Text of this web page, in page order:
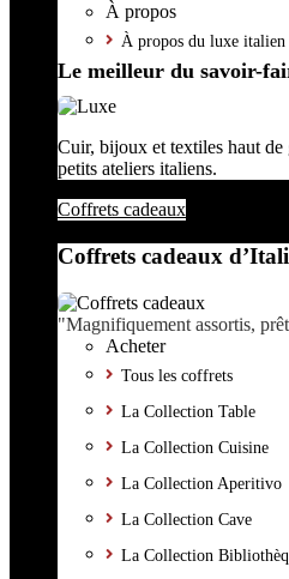
À propos
À propos du luxe italien
Le meilleur du savoir-
Cuir, bijoux et textiles haut de
petits ateliers italiens.
Coffrets cadeaux
Coffrets cadeaux
"Magnifiquement assortis,
Acheter
Tous les coffrets
La Collection Table
La Collection Cuisine
La Collection Aperitivo
La Collection Cave
La Collection